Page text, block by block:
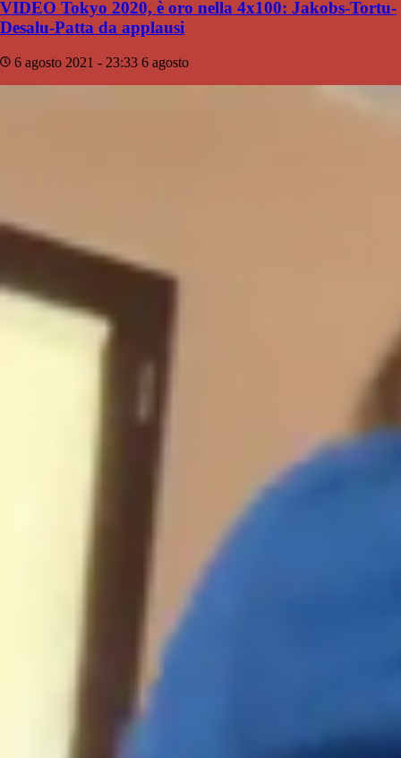
VIDEO Tokyo 2020, è oro nella 4x100: Jakobs-Tortu-
Desalu-Patta da applausi
6 agosto 2021 - 23:33 6 agosto